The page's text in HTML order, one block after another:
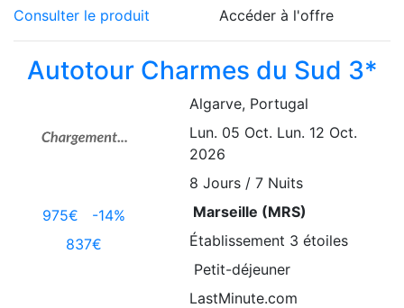
Consulter le produit
Accéder à l'offre
Autotour Charmes du Sud 3*
975€ -14%
837€
Algarve, Portugal
Lun. 05 Oct. Lun. 12 Oct.
2026
8 Jours / 7 Nuits
Marseille (MRS)
Établissement 3 étoiles
Petit-déjeuner
LastMinute.com